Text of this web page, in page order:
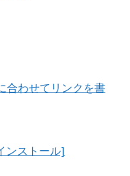
合わせてリンクを書
ンストール]